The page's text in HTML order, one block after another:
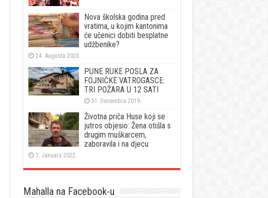
Nova školska godina pred
vratima, u kojim kantonima
će učenici dobiti besplatne
udžbenike?
24. Augusta 2023.
PUNE RUKE POSLA ZA
FOJNIČKE VATROGASCE:
TRI POŽARA U 12 SATI
31. Decembra 2019.
Životna priča Huse koji se
jutros objesio: Žena otišla s
drugim muškarcem,
zaboravila i na djecu
1. Januara 2022.
Mahalla na Facebook-u